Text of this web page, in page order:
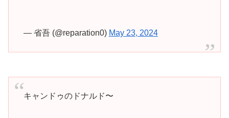
— 省吾 (@reparation0) May 23, 2024
キャンドゥのドナルド〜